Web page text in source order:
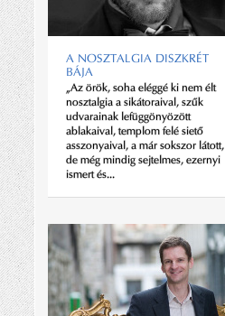
A NOSZTALGIA DISZKRÉT
BÁJA
„Az örök, soha eléggé ki nem élt
nosztalgia a sikátoraival, szűk
udvarainak lefüggönyözött
ablakaival, templom felé siető
asszonyaival, a már sokszor látott,
de még mindig sejtelmes, ezernyi
ismert és...